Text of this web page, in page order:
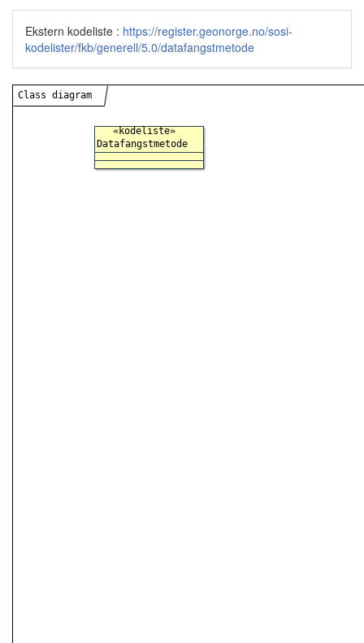
Ekstern kodeliste : https://register.geonorge.no/sosi-
kodelister/fkb/generell/5.0/datafangstmetode